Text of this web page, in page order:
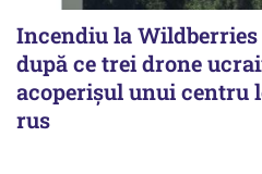
Incendiu la
după ce trei drone
acoperişul unui centru
rus